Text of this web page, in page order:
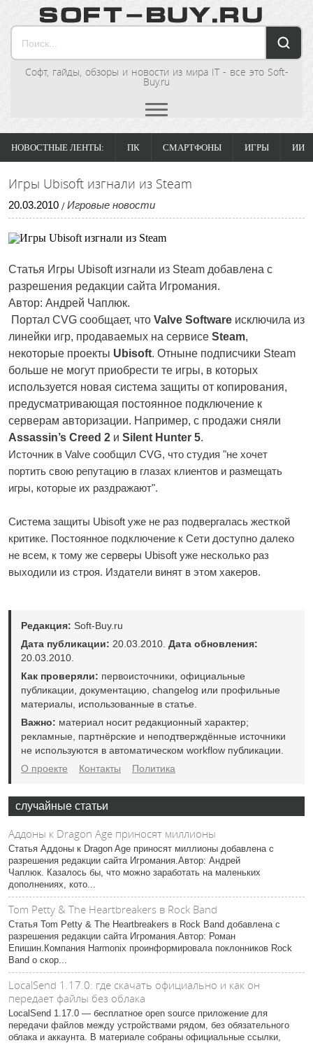
Софт, гайды, обзоры и новости из мира IT - все это Soft-
Buy.ru
НОВОСТНЫЕ ЛЕНТЫ: ПК СМАРТФОНЫ ИГРЫ ИИ
Игры Ubisoft изгнали из Steam
20.03.2010 / Игровые новости
Статья Игры Ubisoft изгнали из Steam добавлена с
разрешения редакции сайта Игромания.
Автор: Андрей Чаплюк.
Портал CVG сообщает, что Valve Software исключила из
линейки игр, продаваемых на сервисе Steam,
некоторые проекты Ubisoft. Отныне подписчики Steam
больше не могут приобрести те игры, в которых
используется новая система защиты от копирования,
предусматривающая постоянное подключение к
серверам авторизации. Например, с продажи сняли
Assassin’s Creed 2 и Silent Hunter 5.
Источник в Valve сообщил CVG, что студия "не хочет
портить свою репутацию в глазах клиентов и размещать
игры, которые их раздражают".
Система защиты Ubisoft уже не раз подвергалась жесткой
критике. Постоянное подключение к Сети доступно далеко
не всем, к тому же серверы Ubisoft уже несколько раз
выходили из строя. Издатели винят в этом хакеров.
Редакция: Soft-Buy.ru
Дата публикации: 20.03.2010. Дата обновления:
20.03.2010.
Как проверяли: первоисточники, официальные
публикации, документацию, changelog или профильные
материалы, использованные в статье.
Важно: материал носит редакционный характер;
рекламные, партнёрские и неподтверждённые источники
не используются в автоматическом workflow публикации.
О проекте
Контакты Политика
случайные статьи
Аддоны к Dragon Age приносят миллионы
Статья Аддоны к Dragon Age приносят миллионы добавлена с
разрешения редакции сайта Игромания.Автор: Андрей
Чаплюк. Казалось бы, что можно заработать на маленьких
дополнениях, кото...
Tom Petty & The Heartbreakers в Rock Band
Статья Tom Petty & The Heartbreakers в Rock Band добавлена с
разрешения редакции сайта Игромания.Автор: Роман
Епишин.Компания Harmonix проинформировала поклонников Rock
Band о скор...
LocalSend 1.17.0: где скачать официально и как он
передает файлы без облака
LocalSend 1.17.0 — бесплатное open source приложение для
передачи файлов между устройствами рядом, без обязательного
облака и аккаунта. В материале собраны официальные ссылки,